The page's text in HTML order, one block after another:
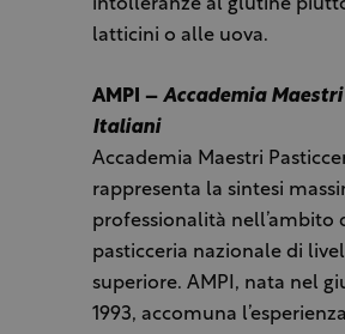
intolleranze al glutine
latticini o alle uova.
AMPI – Accademia
Italiani
Accademia Maestri
rappresenta la sintesi
professionalità nell’ambito
pasticceria nazionale di
superiore. AMPI, nata nel
1993, accomuna